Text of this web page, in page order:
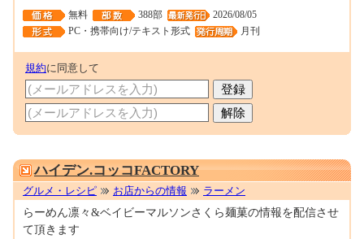
無料 388部
2026/08/05
PC・携帯向け/テキスト形式
月刊
規約に同意して
ハイデン.コッコFACTORY
グルメ・レシピ お店からの情報 ラーメン
らーめん凛々&ベイビーマルソンさくら麺菓の情報を配信させ
て頂きます